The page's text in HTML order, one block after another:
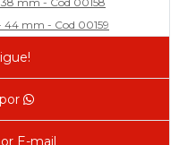
44 mm - Cod 00159
- Cod 02585
Cod 02471
Cod 02588
E-mail